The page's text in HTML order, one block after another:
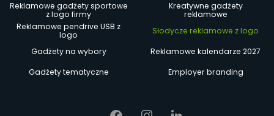
Reklamowe gadżety sportowe
z logo firmy
Kreatywne gadżety
reklamowe
Reklamowe pendrive USB z
logo
Słodycze reklamowe z logo
Gadżety na wybory
Reklamowe kalendarze 2027
Gadżety tematyczne
Employer branding